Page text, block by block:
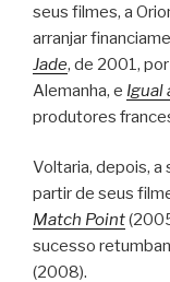
seus filmes, a
arranjar
Jade, de 2001,
Alemanha, e Igual
produtores
Voltaria, depois, a
partir de seus
Match Point
sucesso
(2008).